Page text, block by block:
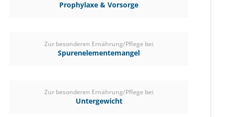
Prophylaxe & Vorsorge
Zur besonderen Ernährung/Pflege bei
Spurenelementemangel
Zur besonderen Ernährung/Pflege bei
Untergewicht